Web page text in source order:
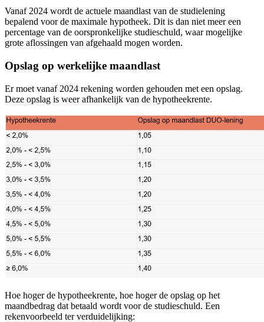
Vanaf 2024 wordt de actuele maandlast van de studielening
bepalend voor de maximale hypotheek. Dit is dan niet meer een
percentage van de oorspronkelijke studieschuld, waar mogelijke
grote aflossingen van afgehaald mogen worden.
Opslag op werkelijke maandlast
Er moet vanaf 2024 rekening worden gehouden met een opslag.
Deze opslag is weer afhankelijk van de hypotheekrente.
Hoe hoger de hypotheekrente, hoe hoger de opslag op het
maandbedrag dat betaald wordt voor de studieschuld. Een
rekenvoorbeeld ter verduidelijking: